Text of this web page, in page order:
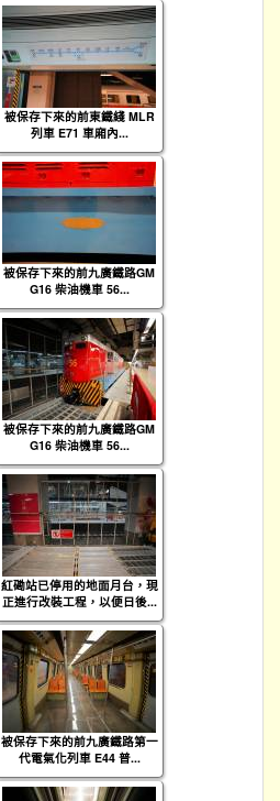
被保存下來的前東鐵綫 MLR
列車 E71 車廂內...
被保存下來的前九廣鐵路GM
G16 柴油機車 56...
被保存下來的前九廣鐵路GM
G16 柴油機車 56...
紅磡站已停用的地面月台，現
正進行改裝工程，以便日後...
被保存下來的前九廣鐵路第一
代電氣化列車 E44 普...